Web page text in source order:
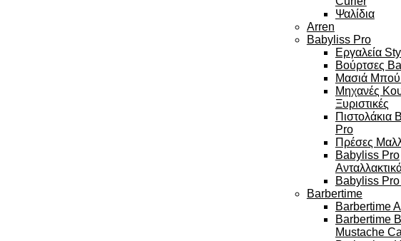
Ψαλίδια
Arren
Babyliss Pro
Εργαλεία
Βούρτσες
Μασιά
Μηχανές
Ξυριστικές
Πιστολάκια
Pro
Πρέσες
Babyliss Pro
Babyliss
Barbertime
Barbertime
Barbertime
Mustache